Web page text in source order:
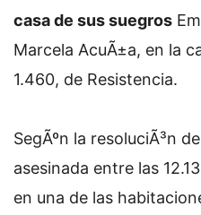
casa de sus suegros
Marcela AcuÃ±a, en la
1.460, de Resistencia.
SegÃºn la resoluciÃ³n
asesinada entre las
en una de las